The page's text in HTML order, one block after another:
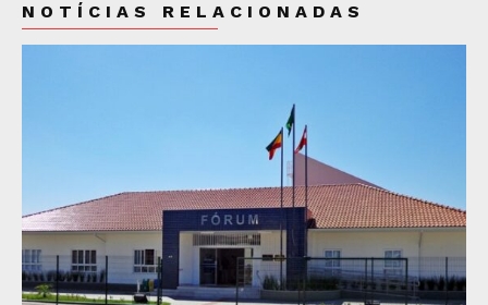
NOTÍCIAS RELACIONADAS